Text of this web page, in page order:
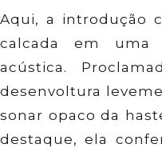
Aqui, a introdução
calcada em uma
acústica.
desenvoltura
sonar opaco da
destaque, ela